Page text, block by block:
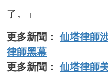
了。」
更多新聞：仙塔律師
律師黑幕
更多新聞：仙塔律師